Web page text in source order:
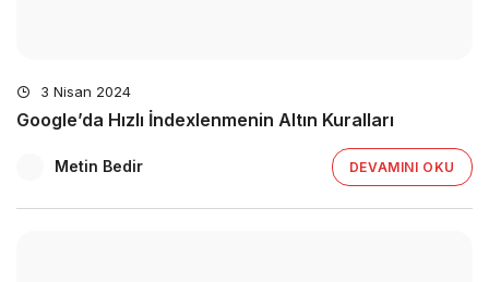
3 Nisan 2024
Google’da Hızlı İndexlenmenin Altın Kuralları
Metin Bedir DEVAMINI OKU